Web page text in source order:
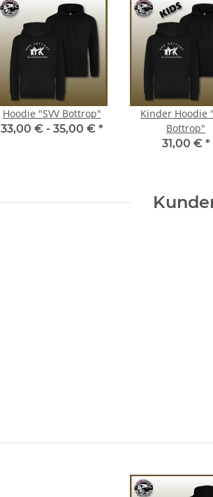
Hoodie "SVV Bottrop"
33,00 € - 35,00 € *
Kinder Hoodie
Bottrop"
31,00 € *